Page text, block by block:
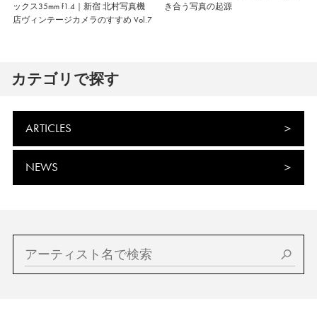
ックス35mm f1.4｜新宿 北村写真機
店ヴィンテージカメラのすすめ Vol.7
き合う写真の起源
カテゴリで探す
ARTICLES
NEWS